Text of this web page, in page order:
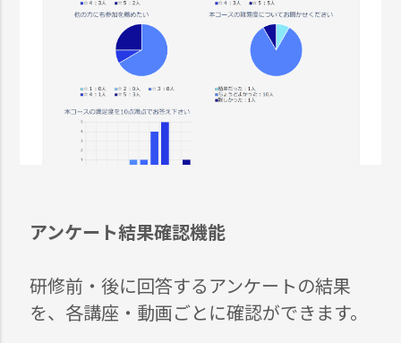
アンケート結果確認機能
研修前・後に回答するアンケートの結果
を、各講座・動画ごとに確認ができます。